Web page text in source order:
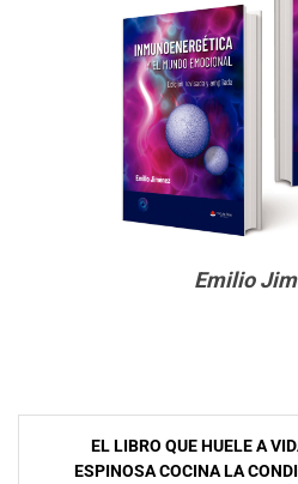
Emilio
NavegaciónEL LIBRO QUE HUELE A
ESPINOSA COCINA LA